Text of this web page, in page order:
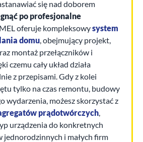
się nad doborem
po profesjonalne
oferuje kompleksowysystem
domu, obejmujący projekt,
montaż przełączników i
czemu cały układ działa
z przepisami. Gdy z kolei
tylko na czas remontu, budowy
wydarzenia, możesz skorzystać z
prądotwórczych,
urządzenia do konkretnych
jednorodzinnych i małych firm